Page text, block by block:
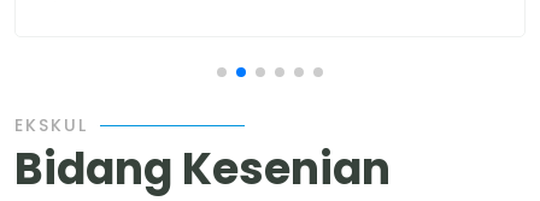
EKSKUL
Bidang Kesenian